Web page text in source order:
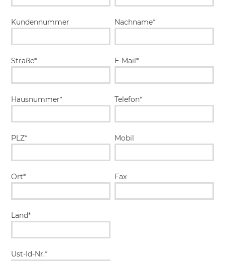
Kundennummer
Straße*
Hausnummer*
PLZ*
Ort*
Land*
Ust-Id-Nr.*
Nachname*
E-Mail*
Telefon*
Mobil
Fax